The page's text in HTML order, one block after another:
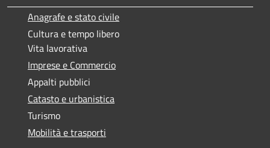
Anagrafe e stato civile
Cultura e tempo libero
Vita lavorativa
Imprese e Commercio
Appalti pubblici
Catasto e urbanistica
Turismo
Mobilità e trasporti